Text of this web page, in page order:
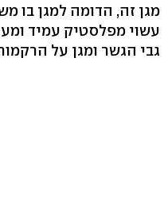
מגן זה, הדומה למגן בו
עשוי מפלסטיק עמיד
גבי הגשר ומגן על